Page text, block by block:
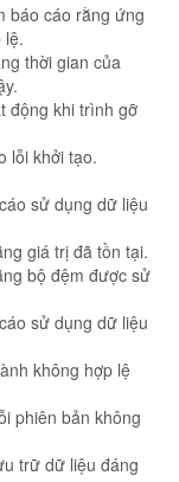
báo cáo rằng ứng
lệ.
thời gian của
động khi trình gỡ
lỗi khởi tạo.
sử dụng dữ liệu
giá trị đã tồn tại.
bộ đệm được sử
sử dụng dữ liệu
không hợp lệ
phiên bản không
trữ dữ liệu đáng